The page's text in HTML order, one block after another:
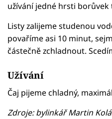
užívání jedné hrsti
Listy zalijeme studenou
povaříme asi 10 minut,
částečně zchladnout.
Užívání
Čaj pijeme chladný,
Zdroje: bylinkář Martin